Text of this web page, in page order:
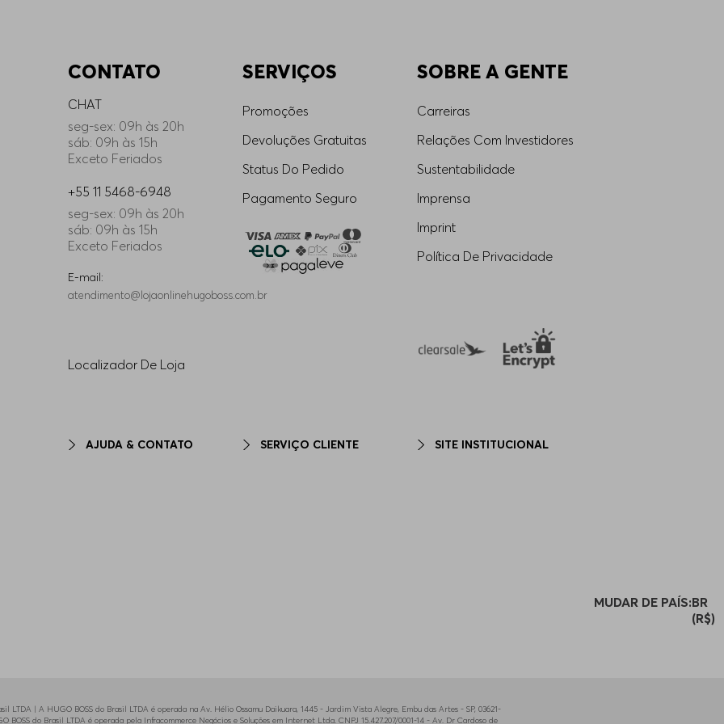
CONTATO
CHAT
seg-sex: 09h às 20h
sáb: 09h às 15h
Exceto Feriados
+55 11 5468-6948
seg-sex: 09h às 20h
sáb: 09h às 15h
Exceto Feriados
E-mail:
atendimento@lojaonlinehugoboss.com.br
Localizador De Loja
AJUDA & CONTATO
SERVIÇOS
Promoções
Devoluções Gratuitas
Status Do Pedido
Pagamento Seguro
SERVIÇO CLIENTE
SOBRE A GENTE
Carreiras
Relações Com Investidores
Sustentabilidade
Imprensa
Imprint
Política De Privacidade
SITE INSTITUCIONAL
MUDAR DE PAÍS:BR
(R$)
LTDA | A HUGO BOSS do Brasil LTDA é operada na Av. Hélio Ossamu Daikuara, 1445 - Jardim Vista Alegre, Embu das Artes - SP, 03621-
BOSS do Brasil LTDA é operada pela Infracommerce Negócios e Soluções em Internet Ltda. CNPJ 15.427.207/0001-14 - Av. Dr Cardoso de